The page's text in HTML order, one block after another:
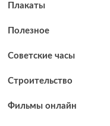
Плакаты
Полезное
Советские часы
Строительство
Фильмы онлайн